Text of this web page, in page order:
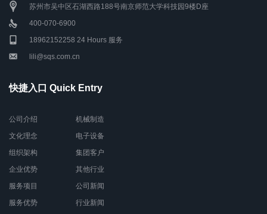
苏州市吴中区石湖西路188号南京师范大学科技园9楼D座
400-070-6900
18962152258 24 Hours 服务
lili@sqs.com.cn
快捷入口 Quick Entry
公司介绍
文化理念
组织架构
企业优势
服务项目
服务优势
机械制造
电子设备
集团客户
其他行业
公司新闻
行业新闻